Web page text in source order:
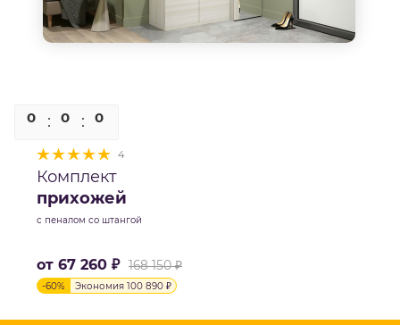
0 0 0
4
Комплект
прихожей
с пеналом со штангой
от 67 260 ₽ 168 150 ₽
-60% Экономия 100 890 ₽